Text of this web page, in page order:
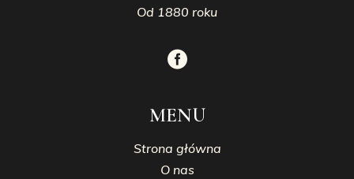
Od 1880 roku
MENU
Strona główna
O nas